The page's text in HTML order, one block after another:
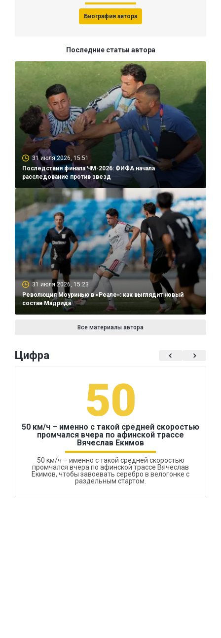
Биография автора
Последние статьи автора
31 июля 2026, 15:51
Последствия финала ЧМ-2026: ФИФА начала
расследование против звезд
31 июля 2026, 15:23
Революция Моуринью в «Реале»: как выглядит новый
состав Мадрида
Все материалы автора
Цифра
50
50 км/ч – именно с такой средней скоростью
промчался вчера по афинской трассе
Вячеслав Екимов
50 км/ч – именно с такой средней скоростью
промчался вчера по афинской трассе Вячеслав
Екимов, чтобы завоевать серебро в велогонке с
раздельным стартом.